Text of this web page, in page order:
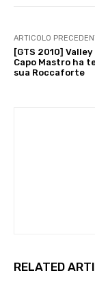
ARTICOLO
[GTS 2010] Valley
Capo Mastro ha
sua Roccaforte
RELATED